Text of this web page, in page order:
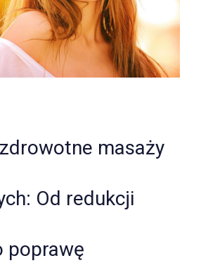
masaży
Od redukcji
poprawę